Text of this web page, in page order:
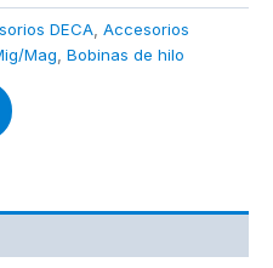
DECA Accesorios
Mag Bobinas de hilo